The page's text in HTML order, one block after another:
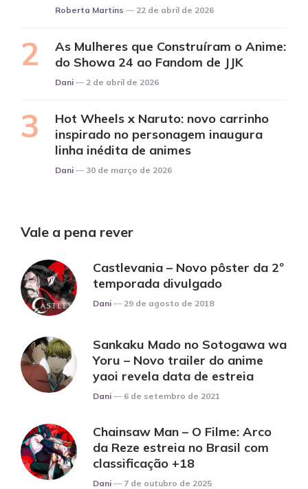
Posted
Roberta Martins 22 de abril de 2026
As Mulheres que Construíram o Anime:
do Showa 24 ao Fandom de JJK
Posted
Dani 2 de abril de 2026
Hot Wheels x Naruto: novo carrinho
inspirado no personagem inaugura
linha inédita de animes
Posted
Dani 30 de março de 2026
Vale a pena rever
Castlevania – Novo pôster da 2º
temporada divulgado
Posted
Dani 29 de agosto de 2018
Sankaku Mado no Sotogawa wa
Yoru – Novo trailer do anime
yaoi revela data de estreia
Posted
Dani 6 de setembro de 2021
Chainsaw Man – O Filme: Arco
da Reze estreia no Brasil com
classificação +18
Posted
Dani 7 de outubro de 2025